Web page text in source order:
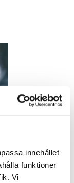
innehållet
funktioner
Vi